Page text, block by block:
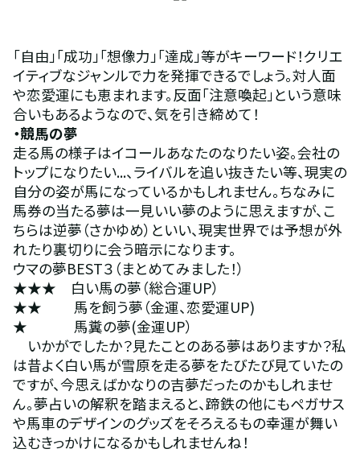
「自由」「成功」「想像力」「達成」等がキーワード！クリエ
イティブなジャンルで力を発揮できるでしょう。対人面
や恋愛運にも恵まれます。反面「注意喚起」という意味
合いもあるようなので、気を引き締めて！
・競馬の夢
走る馬の様子はイコールあなたのなりたい姿。会社の
トップになりたい...、ライバルを追い抜きたい等、現実の
自分の姿が馬になっているかもしれません。ちなみに
馬券の当たる夢は一見いい夢のように思えますが、こ
ちらは逆夢（さかゆめ）といい、現実世界では予想が外
れたり裏切りに会う暗示になります。
ウマの夢BEST３（まとめてみました！）
★★★ 白い馬の夢（総合運UP）
★★ 馬を飼う夢（金運、恋愛運UP)
★ 馬糞の夢(金運UP）
いかがでしたか？見たことのある夢はありますか？私
は昔よく白い馬が雪原を走る夢をたびたび見ていたの
ですが、今思えばかなりの吉夢だったのかもしれませ
ん。夢占いの解釈を踏まえると、蹄鉄の他にもペガサス
や馬車のデザインのグッズをそろえるもの幸運が舞い
込むきっかけになるかもしれませんね！